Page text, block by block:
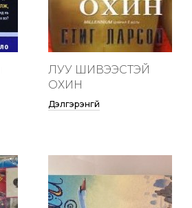
ЛУУ ШИВЭЭСТЭЙ
ОХИН
Дэлгэрэнгүй